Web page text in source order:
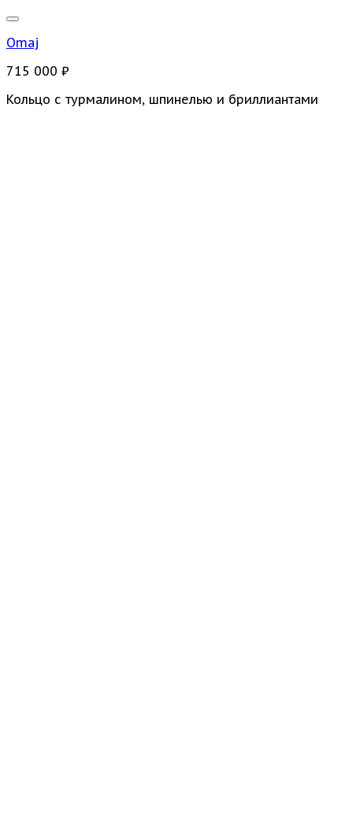
Omaj
715 000 ₽
Кольцо с турмалином, шпинелью и бриллиантами